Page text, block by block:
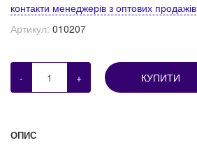
контакти менеджерів з оптових продажів
Артикул: 010207
- + КУПИТИ
ОПИС